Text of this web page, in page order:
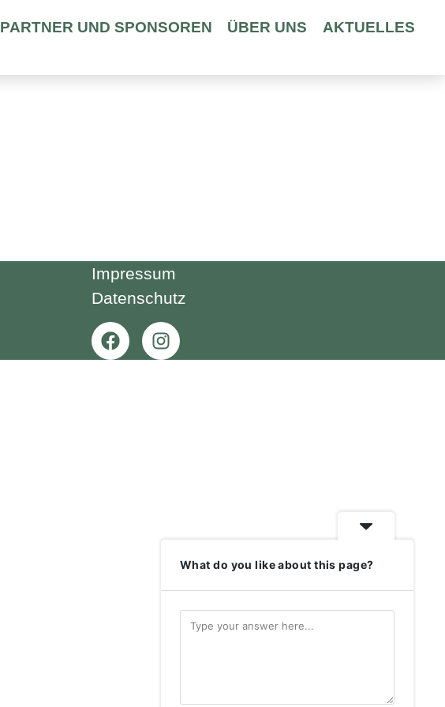
PARTNER UND SPONSOREN ÜBER UNS AKTUELLES
Impressum
Datenschutz
What do you like about this page?